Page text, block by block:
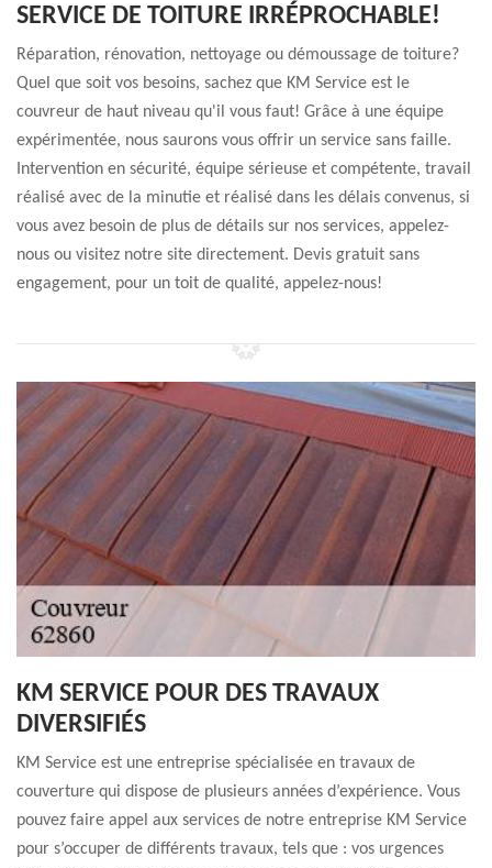
SERVICE DE TOITURE IRRÉPROCHABLE!
Réparation, rénovation, nettoyage ou démoussage de toiture?
Quel que soit vos besoins, sachez que KM Service est le
couvreur de haut niveau qu'il vous faut! Grâce à une équipe
expérimentée, nous saurons vous offrir un service sans faille.
Intervention en sécurité, équipe sérieuse et compétente, travail
réalisé avec de la minutie et réalisé dans les délais convenus, si
vous avez besoin de plus de détails sur nos services, appelez-
nous ou visitez notre site directement. Devis gratuit sans
engagement, pour un toit de qualité, appelez-nous!
KM SERVICE POUR DES TRAVAUX
DIVERSIFIÉS
KM Service est une entreprise spécialisée en travaux de
couverture qui dispose de plusieurs années d’expérience. Vous
pouvez faire appel aux services de notre entreprise KM Service
pour s’occuper de différents travaux, tels que : vos urgences